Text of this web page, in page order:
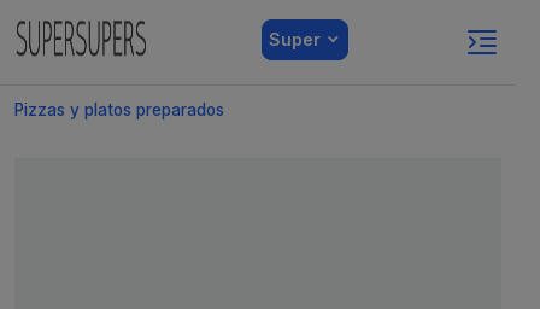
Super
Pizzas y platos preparados